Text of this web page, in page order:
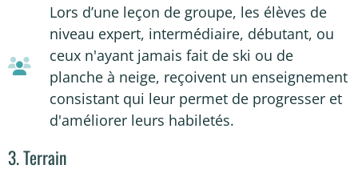
Lors d’une leçon de groupe, les élèves de
niveau expert, intermédiaire, débutant, ou
ceux n'ayant jamais fait de ski ou de
planche à neige, reçoivent un enseignement
consistant qui leur permet de progresser et
d'améliorer leurs habiletés.
3. Terrain